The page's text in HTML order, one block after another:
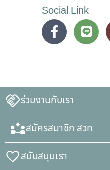
Social Link
ร่วมงานกับเรา
สมัครสมาชิก สวท
สนับสนุนเรา